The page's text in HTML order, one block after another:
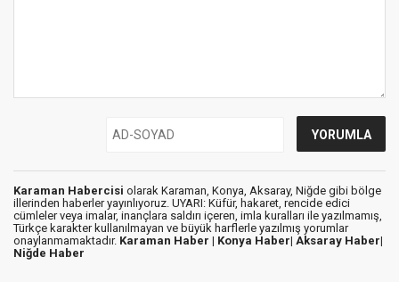
Karaman Habercisi olarak Karaman, Konya, Aksaray, Niğde gibi bölge
illerinden haberler yayınlıyoruz. UYARI: Küfür, hakaret, rencide edici
cümleler veya imalar, inançlara saldırı içeren, imla kuralları ile yazılmamış,
Türkçe karakter kullanılmayan ve büyük harflerle yazılmış yorumlar
onaylanmamaktadır. Karaman Haber | Konya Haber| Aksaray Haber|
Niğde Haber